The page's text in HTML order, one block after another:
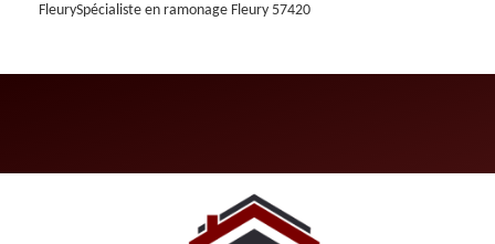
FleurySpécialiste en ramonage Fleury 57420